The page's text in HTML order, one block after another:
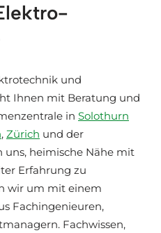
und
Ihnen mit Beratung und
in Solothurn
, Zürich und der
uns, heimische Nähe mit
Erfahrung zu
wir um mit einem
Fachingenieuren,
Fachwissen,